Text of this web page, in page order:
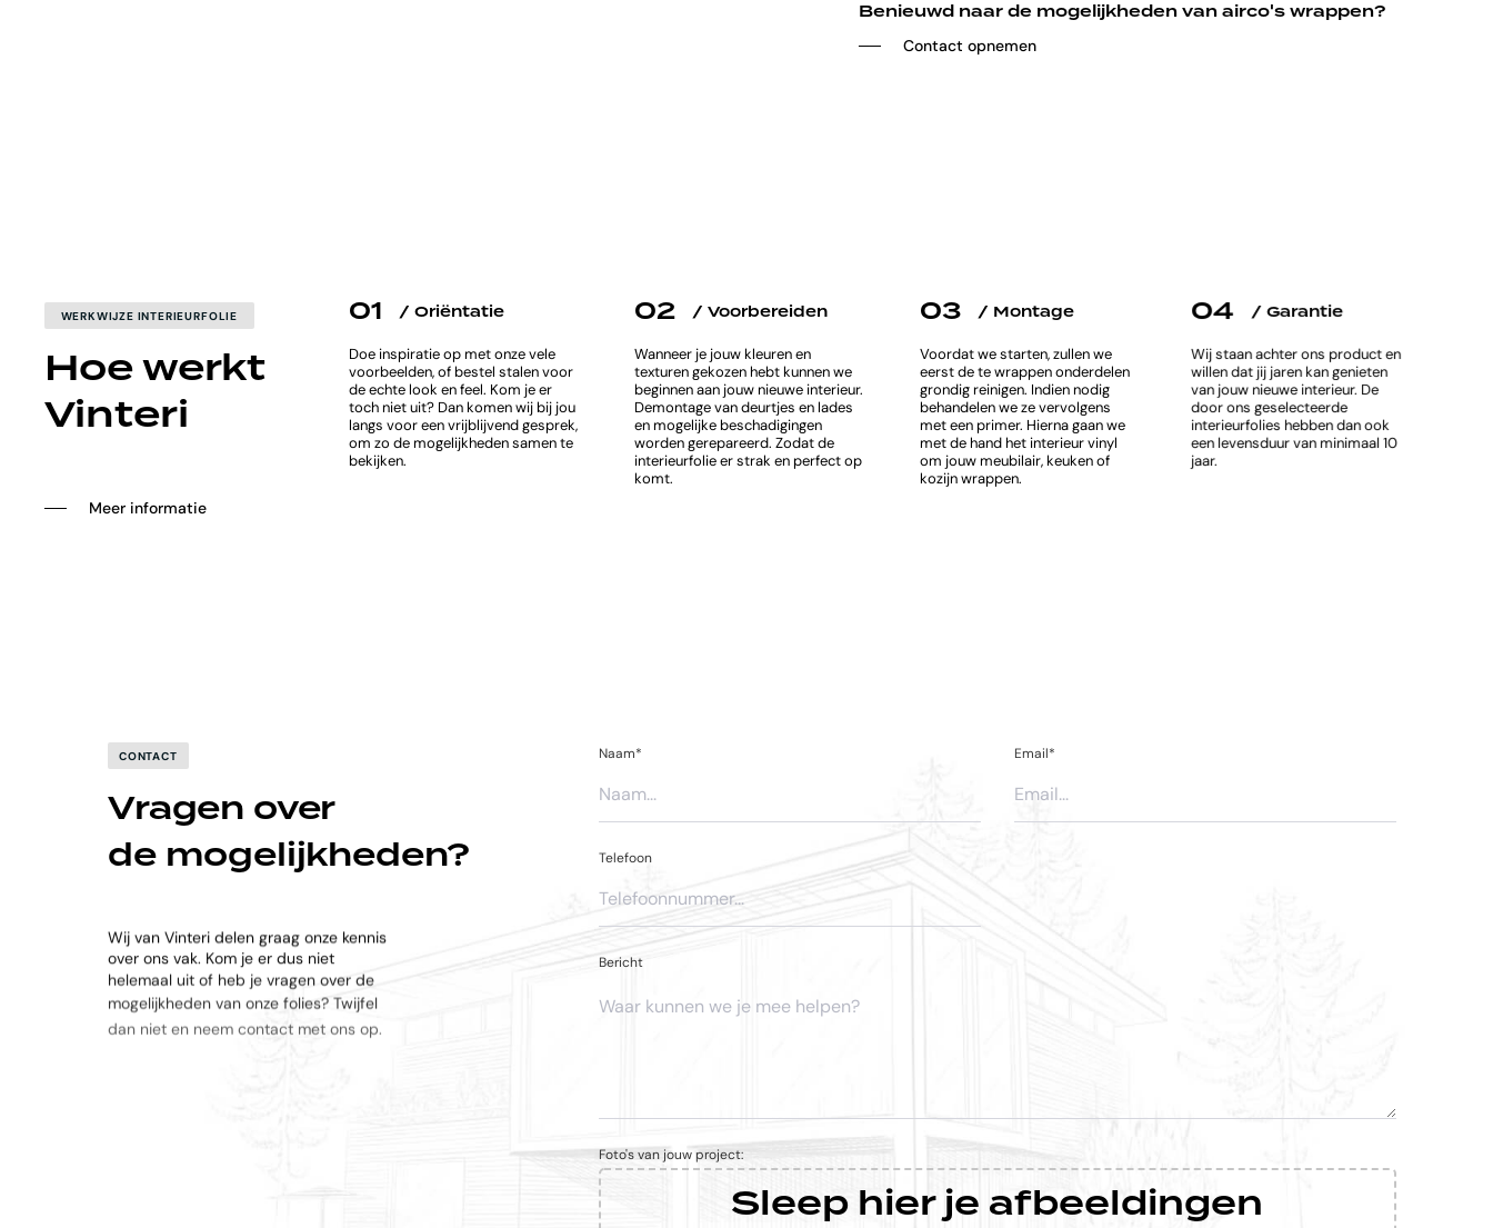
Benieuwd naar de mogelijkheden van airco's wrappen?
── Contact opnemen
WERKWIJZE INTERIEURFOLIE
Hoe werkt
Vinteri
── Meer informatie
01 / Oriëntatie
Doe inspiratie op met onze vele
voorbeelden, of bestel stalen voor
de echte look en feel. Kom je er
toch niet uit? Dan komen wij bij jou
langs voor een vrijblijvend gesprek,
om zo de mogelijkheden samen te
bekijken.
02 / Voorbereiden
Wanneer je jouw kleuren en
texturen gekozen hebt kunnen we
beginnen aan jouw nieuwe interieur.
Demontage van deurtjes en lades
en mogelijke beschadigingen
worden gerepareerd. Zodat de
interieurfolie er strak en perfect op
komt.
03 / Montage
Voordat we starten, zullen we
eerst de te wrappen onderdelen
grondig reinigen. Indien nodig
behandelen we ze vervolgens
met een primer. Hierna gaan we
met de hand het interieur vinyl
om jouw meubilair, keuken of
kozijn wrappen.
04 / Garantie
Wij staan achter ons product en
willen dat jij jaren kan genieten
van jouw nieuwe interieur. De
door ons geselecteerde
interieurfolies hebben dan ook
een levensduur van minimaal 10
jaar.
CONTACT
Vragen over
de mogelijkheden?
Wij van Vinteri delen graag onze kennis
over ons vak. Kom je er dus niet
helemaal uit of heb je vragen over de
mogelijkheden van onze folies? Twijfel
dan niet en neem contact met ons op.
Naam* Email*
Telefoon
Bericht
Foto's van jouw project:
Sleep hier je afbeeldingen